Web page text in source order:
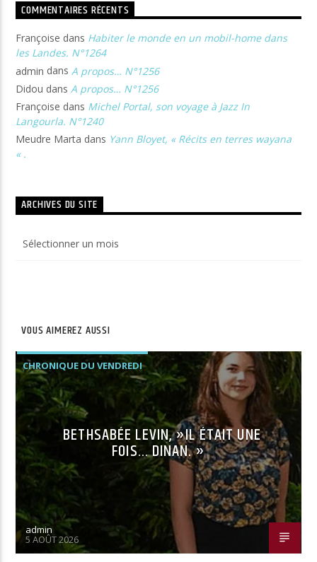
COMMENTAIRES RÉCENTS
Françoise dans Habiter le monde en un mobil-home dans
les Landes. N°1264
admin dans A propos… N°1256
Didou dans A propos… N°1256
Françoise dans Michel Portal, son voyage à Jazz In
Langourla. N°1240
Meudre Marta dans Yann Bloyet, « Récits en terres wayana
« .
ARCHIVES DU SITE
du
VOUS AIMEREZ AUSSI
CHRONIQUE DU VENDREDI
BETHSABÉE LEVIN, »IL ÉTAIT UNE
FOIS… DINAN. »
admin
5 AOÛT 2026